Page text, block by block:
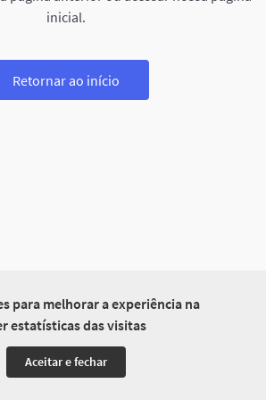
para melhorar a experiência na
estatísticas das visitas
Aceitar e fechar
inicial.
Retornar ao início